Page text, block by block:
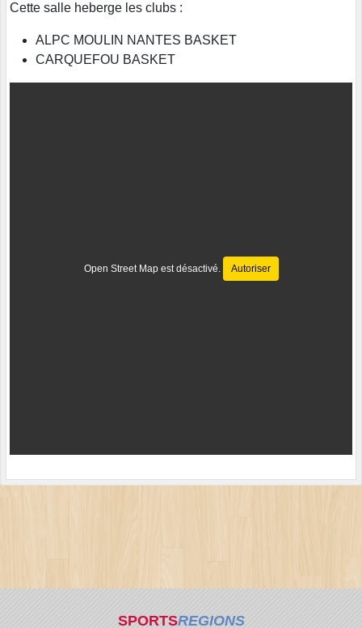
Cette salle heberge les clubs :
ALPC MOULIN NANTES BASKET
CARQUEFOU BASKET
Open Street Map est désactivé. Autoriser
SPORTSREGIONS